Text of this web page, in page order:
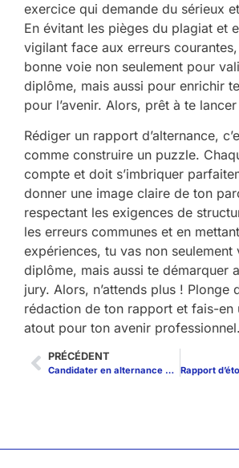
exercice qui demande du sérieux
En évitant les pièges du plagiat et
vigilant face aux erreurs
bonne voie non seulement pour
diplôme, mais aussi pour enrichir
pour l’avenir. Alors, prêt à te lancer
Rédiger un rapport d’alternance,
comme construire un puzzle.
compte et doit s’imbriquer
donner une image claire de ton
respectant les exigences de
les erreurs communes et en
expériences, tu vas non seulement
diplôme, mais aussi te démarquer
jury. Alors, n’attends plus ! Plonge
rédaction de ton rapport et fais-en
atout pour ton avenir professionnel.
PRÉCÉDENT
Candidater en alternance comme Community Manager : portfolio, réseaux et erreurs à éviter